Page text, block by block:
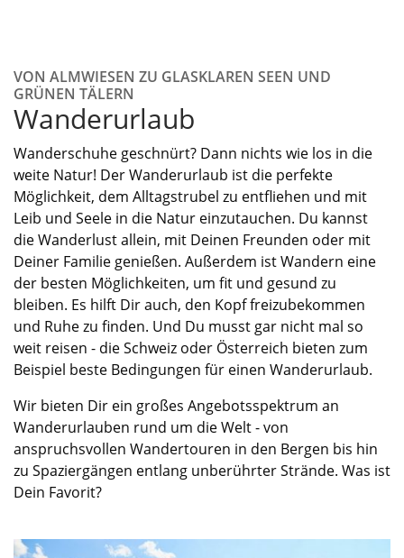
VON ALMWIESEN ZU GLASKLAREN SEEN UND
GRÜNEN TÄLERN
Wanderurlaub
Wanderschuhe geschnürt? Dann nichts wie los in die
weite Natur! Der Wanderurlaub ist die perfekte
Möglichkeit, dem Alltagstrubel zu entfliehen und mit
Leib und Seele in die Natur einzutauchen. Du kannst
die Wanderlust allein, mit Deinen Freunden oder mit
Deiner Familie genießen. Außerdem ist Wandern eine
der besten Möglichkeiten, um fit und gesund zu
bleiben. Es hilft Dir auch, den Kopf freizubekommen
und Ruhe zu finden. Und Du musst gar nicht mal so
weit reisen - die Schweiz oder Österreich bieten zum
Beispiel beste Bedingungen für einen Wanderurlaub.
Wir bieten Dir ein großes Angebotsspektrum an
Wanderurlauben rund um die Welt - von
anspruchsvollen Wandertouren in den Bergen bis hin
zu Spaziergängen entlang unberührter Strände. Was ist
Dein Favorit?